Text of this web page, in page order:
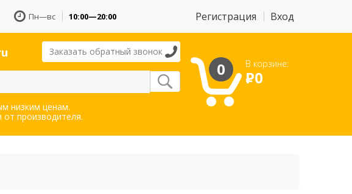
Пн—вс 10:00—20:00 Регистрация Вход
Заказать обратный звонок
низким ценам.
производителя.
0 В корзине:
Р0